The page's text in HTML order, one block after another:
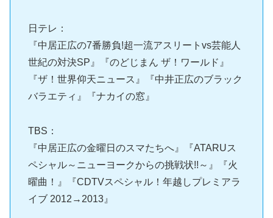
日テレ：
『中居正広の7番勝負!超一流アスリートvs芸能人
世紀の対決SP』『のどじまん ザ！ワールド』
『ザ！世界仰天ニュース』『中井正広のブラック
バラエティ』『ナカイの窓』
TBS：
『中居正広の金曜日のスマたちへ』『ATARUス
ペシャル～ニューヨークからの挑戦状!!～』『火
曜曲！』『CDTVスペシャル！年越しプレミアラ
イブ 2012→2013』